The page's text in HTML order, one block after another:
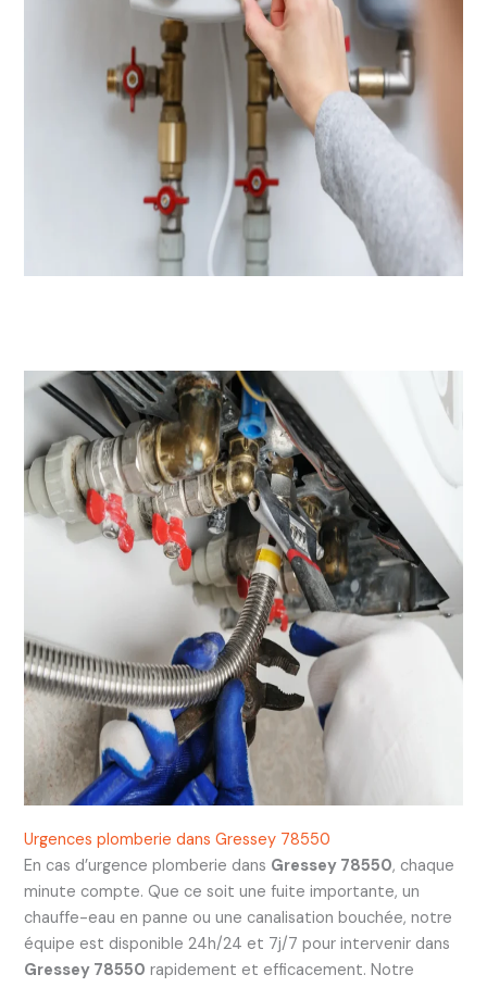
Urgences plomberie dans Gressey 78550
En cas d’urgence plomberie dans Gressey 78550, chaque
minute compte. Que ce soit une fuite importante, un
chauffe-eau en panne ou une canalisation bouchée, notre
équipe est disponible 24h/24 et 7j/7 pour intervenir dans
Gressey 78550 rapidement et efficacement. Notre